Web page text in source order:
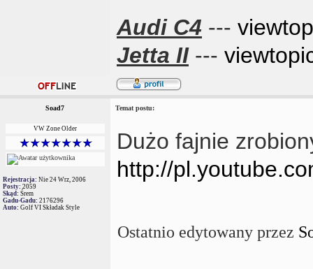
Audi C4 ---
Jetta II---
Soad7 Temat postu:
VW Zone Older
Rejestracja: Nie 24 Wrz, 2006
Posty: 2059
Skąd: Śrem
Gadu-Gadu: 2176296
Auto: Golf VI Składak Style
Dużo fajnie
http://
Ostatnio edytowany przez